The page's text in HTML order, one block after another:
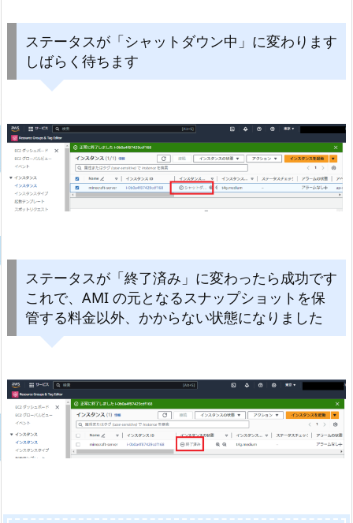
ステータスが「シャットダウン中」に変わります
しばらく待ちます
ステータスが「終了済み」に変わったら成功です
これで、AMI の元となるスナップショットを保
管する料金以外、かからない状態になりました